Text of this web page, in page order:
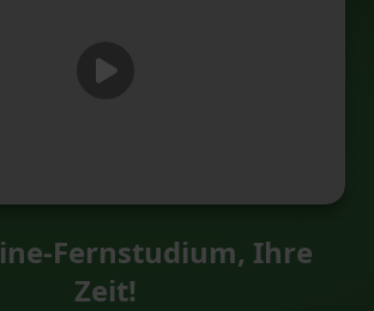
Fernstudium, Ihre
Zeit!